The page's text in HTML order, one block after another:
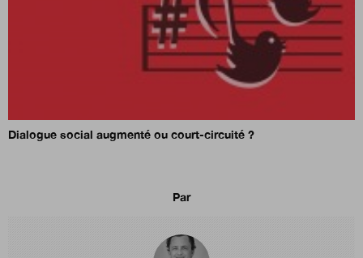
Dialogue social augmenté ou court-circuité ?
Par